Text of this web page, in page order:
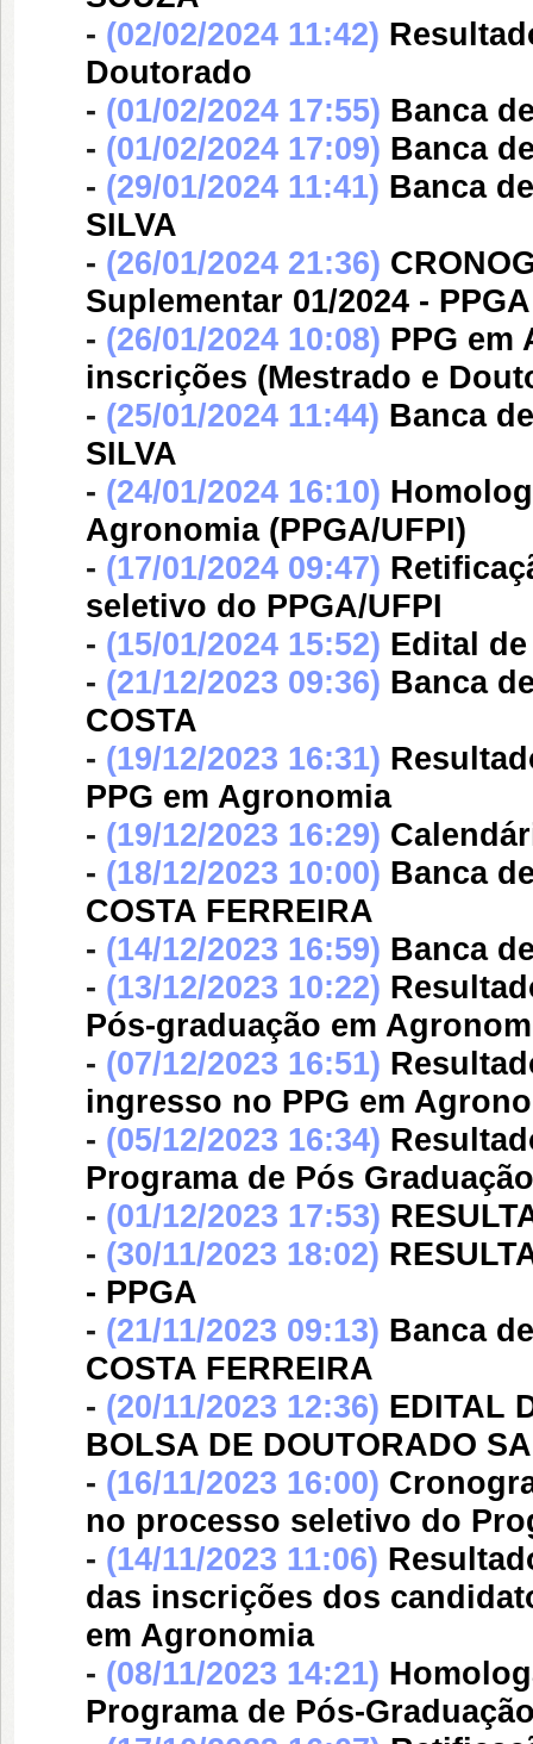
- (02/02/2024 11:42)
Doutorado
- (01/02/2024 17:55) Banca
- (01/02/2024 17:09) Banca
- (29/01/2024 11:41) Banca
SILVA
- (26/01/2024 21:36)
Suplementar 01/2024 - PPGA
- (26/01/2024 10:08) PPG em
inscrições (Mestrado e
- (25/01/2024 11:44) Banca
SILVA
- (24/01/2024 16:10)
Agronomia (PPGA/UFPI)
- (17/01/2024 09:47)
seletivo do PPGA/UFPI
- (15/01/2024 15:52) Edital
- (21/12/2023 09:36) Banca
COSTA
- (19/12/2023 16:31)
PPG em Agronomia
- (19/12/2023 16:29)
- (18/12/2023 10:00) Banca
COSTA FERREIRA
- (14/12/2023 16:59) Banca
- (13/12/2023 10:22)
Pós-graduação em
- (07/12/2023 16:51)
ingresso no PPG em
- (05/12/2023 16:34)
Programa de Pós
- (01/12/2023 17:53)
- (30/11/2023 18:02)
- PPGA
- (21/11/2023 09:13) Banca
COSTA FERREIRA
- (20/11/2023 12:36) EDITAL
BOLSA DE DOUTORADO
- (16/11/2023 16:00)
no processo seletivo do
- (14/11/2023 11:06)
das inscrições dos
em Agronomia
- (08/11/2023 14:21)
Programa de Pós-